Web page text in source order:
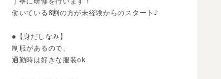
働いている8割の方が未経験からのスタート♪
◆【身だしなみ】
制服があるので、
通勤時は好きな服装ok